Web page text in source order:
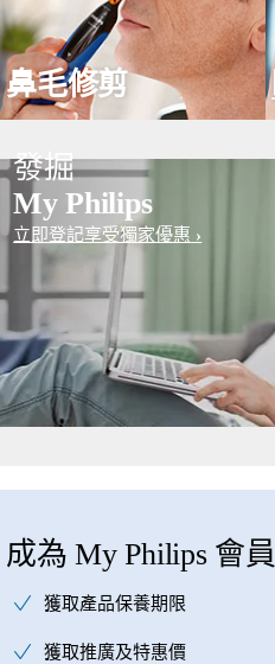
鼻毛修剪
發掘
My Philips
立即登記享受獨家優惠
成為 My Philips 會員
獲取產品保養期限
獲取推廣及特惠價